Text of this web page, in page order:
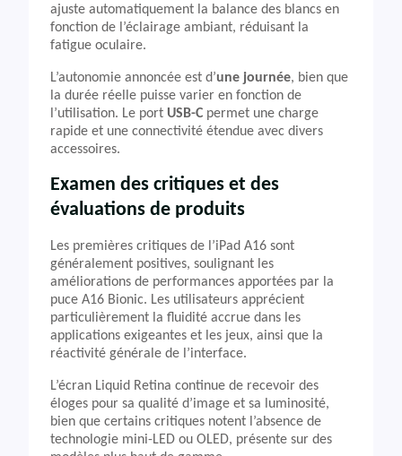
ajuste automatiquement la balance des blancs en
fonction de l’éclairage ambiant, réduisant la
fatigue oculaire.
L’autonomie annoncée est d’une journée, bien que
la durée réelle puisse varier en fonction de
l’utilisation. Le port USB-C permet une charge
rapide et une connectivité étendue avec divers
accessoires.
Examen des critiques et des
évaluations de produits
Les premières critiques de l’iPad A16 sont
généralement positives, soulignant les
améliorations de performances apportées par la
puce A16 Bionic. Les utilisateurs apprécient
particulièrement la fluidité accrue dans les
applications exigeantes et les jeux, ainsi que la
réactivité générale de l’interface.
L’écran Liquid Retina continue de recevoir des
éloges pour sa qualité d’image et sa luminosité,
bien que certains critiques notent l’absence de
technologie mini-LED ou OLED, présente sur des